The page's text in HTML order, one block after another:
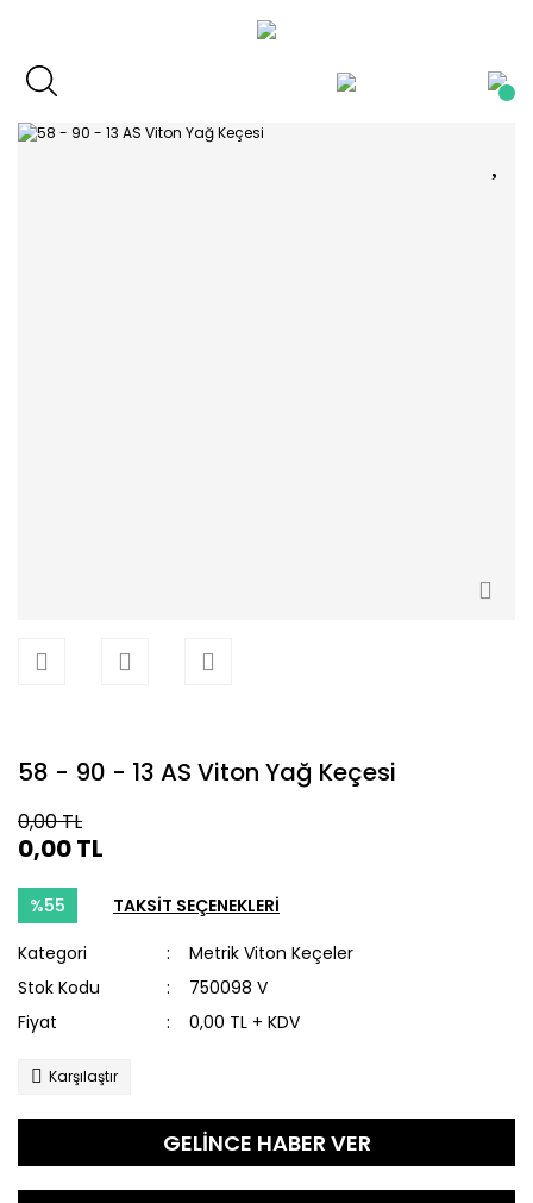
58 - 90 - 13 AS Viton Yağ Keçesi
0,00 TL
0,00 TL
%55 TAKSİT SEÇENEKLERİ
Kategori
Metrik Viton Keçeler
Stok Kodu
750098 V
Fiyat
0,00 TL + KDV
Karşılaştır
GELİNCE HABER VER